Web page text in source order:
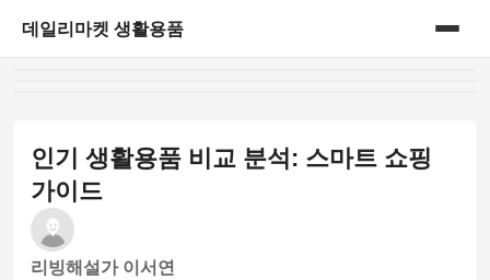
데일리마켓 생활용품
인기 생활용품 비교 분석: 스마트 쇼핑
가이드
리빙해설가 이서연